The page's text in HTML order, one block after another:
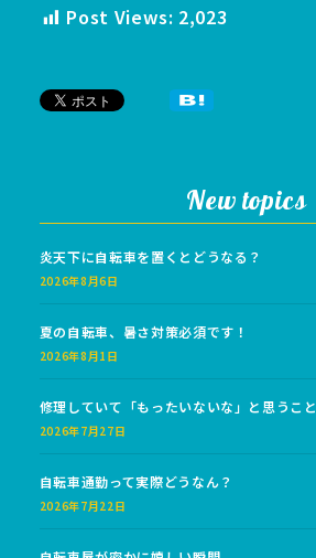
Post Views: 2,023
New topics
炎天下に自転車を置くとどうなる？
2026年8月6日
夏の自転車、暑さ対策必須です！
2026年8月1日
修理していて「もったいないな」と思うこと
2026年7月27日
自転車通勤って実際どうなん？
2026年7月22日